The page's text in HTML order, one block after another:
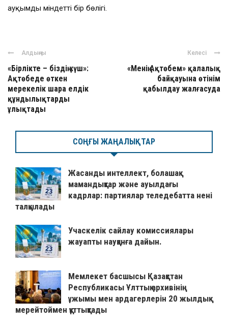
ауқымды міндеттің бір бөлігі.
Алдыңғы
«Бірлікте – біздің күш»:
Ақтөбеде өткен
мерекелік шара елдік
құндылықтарды
ұлықтады
Келесі
«Менің Ақтөбем» қалалық
байқауына өтінім
қабылдау жалғасуда
СОҢҒЫ ЖАҢАЛЫҚТАР
Жасанды интеллект, болашақ
мамандықтар және ауылдағы
кадрлар: партиялар теледебатта нені
талқылады
Учаскелік сайлау комиссиялары
жауапты науқанға дайын.
Мемлекет басшысы Қазақстан
Республикасы Ұлттық архивінің
ұжымы мен ардагерлерін 20 жылдық
мерейтоймен құттықтады